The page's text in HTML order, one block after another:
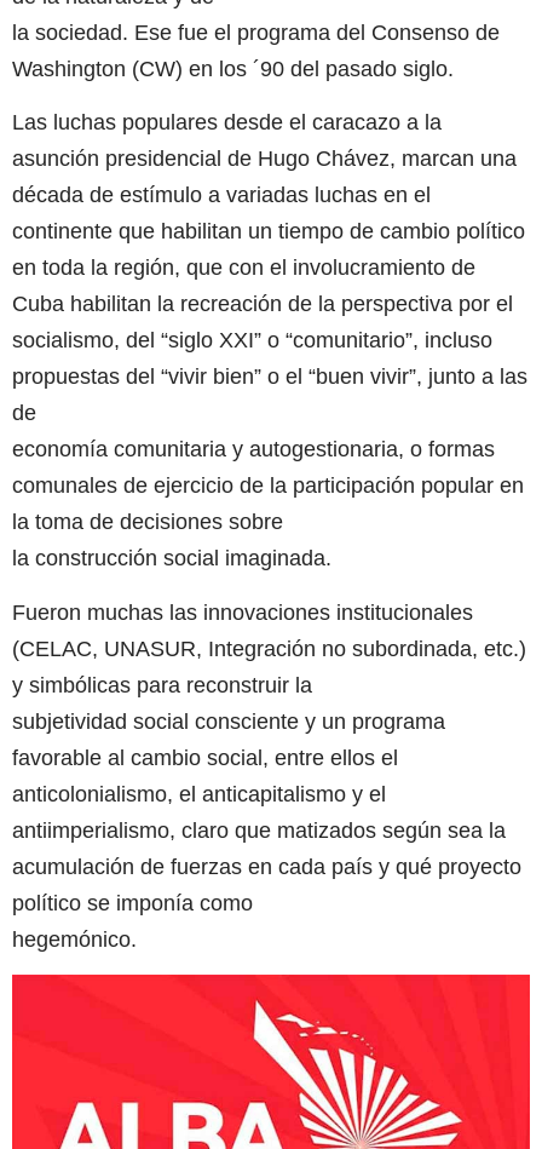
la sociedad. Ese fue el programa del Consenso de
Washington (CW) en los ´90 del pasado siglo.
Las luchas populares desde el caracazo a la
asunción presidencial de Hugo Chávez, marcan una
década de estímulo a variadas luchas en el
continente que habilitan un tiempo de cambio político
en toda la región, que con el involucramiento de
Cuba habilitan la recreación de la perspectiva por el
socialismo, del “siglo XXI” o “comunitario”, incluso
propuestas del “vivir bien” o el “buen vivir”, junto a las
de
economía comunitaria y autogestionaria, o formas
comunales de ejercicio de la participación popular en
la toma de decisiones sobre
la construcción social imaginada.
Fueron muchas las innovaciones institucionales
(CELAC, UNASUR, Integración no subordinada, etc.)
y simbólicas para reconstruir la
subjetividad social consciente y un programa
favorable al cambio social, entre ellos el
anticolonialismo, el anticapitalismo y el
antiimperialismo, claro que matizados según sea la
acumulación de fuerzas en cada país y qué proyecto
político se imponía como
hegemónico.